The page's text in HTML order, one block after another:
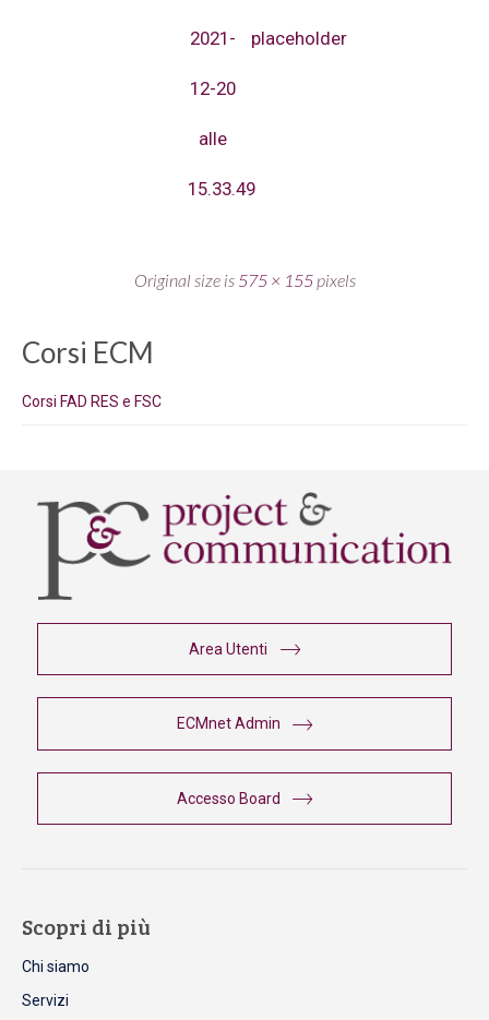
2021-
12-20
alle
15.33.49
placeholder
Original size is 575 × 155pixels
Corsi ECM
Corsi FAD RES e FSC
Area Utenti
ECMnet Admin
Accesso Board
Scopri di più
Chi siamo
Servizi